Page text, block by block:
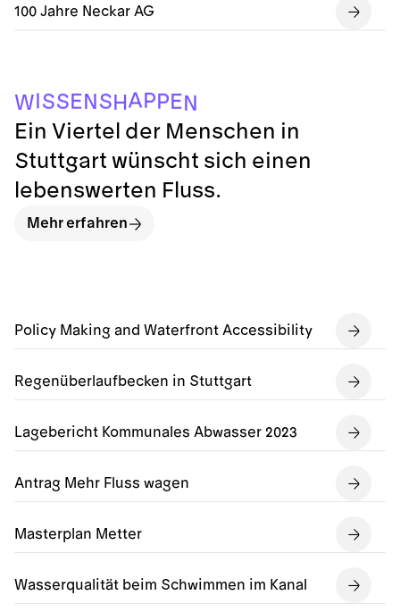
100 Jahre Neckar AG
Policy Making and Waterfront Accessibility
Regenüberlaufbecken in Stuttgart
Lagebericht Kommunales Abwasser 2023
Antrag Mehr Fluss wagen
Masterplan Metter
Wasserqualität beim Schwimmen im Kanal
WISSE N SHAPPEN
Ein Viertel der Menschen in
Stuttgart wünscht sich einen
lebenswerten Fluss.
Mehr erfahren